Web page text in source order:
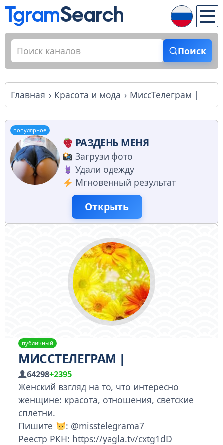
Поиск
Главная Красота и мода МиссТелеграм |
популярное
РАЗДЕНЬ МЕНЯ
Загрузи фото
Удали одежду
Мгновенный результат
Открыть
публичный
МИССТЕЛЕГРАМ |
64298+2395
Женский взгляд на то, что интересно
женщине: красота, отношения, светские
сплетни.
Пишите
: @misstelegrama7
Реестр РКН: https://yagla.tv/cxtg1dD